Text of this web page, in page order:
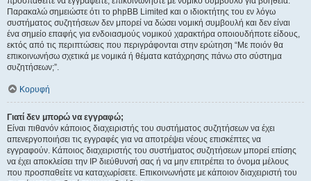
Παρακαλώ σημειώστε ότι το phpBB Limited και ο ιδιοκτήτης του εν λόγω
συστήματος συζητήσεων δεν μπορεί να δώσει νομική συμβουλή και δεν είναι
ένα σημείο επαφής για ενδοιασμούς νομικού χαρακτήρα οποιουδήποτε είδους,
εκτός από τις περιπτώσεις που περιγράφονται στην ερώτηση “Με ποιόν θα
επικοινωνήσω σχετικά με νομικά ή θέματα κατάχρησης πάνω στο σύστημα
συζητήσεων;”.
Κορυφή
Γιατί δεν μπορώ να εγγραφώ;
Είναι πιθανόν κάποιος διαχειριστής του συστήματος συζητήσεων να έχει
απενεργοποιήσει τις εγγραφές για να αποτρέψει νέους επισκέπτες να
εγγραφούν. Κάποιος διαχειριστής του συστήματος συζητήσεων μπορεί επίσης
να έχει αποκλείσει την IP διεύθυνσή σας ή να μην επιτρέπει το όνομα μέλους
που προσπαθείτε να καταχωρίσετε. Επικοινωνήστε με κάποιον διαχειριστή του